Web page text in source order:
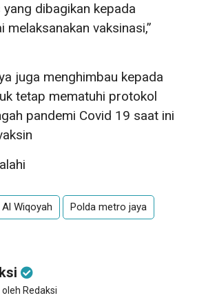
dibagikan kepada
melaksanakan vaksinasi,”
juga menghimbau kepada
tetap mematuhi protokol
pandemi Covid 19 saat ini
Wiqoyah Polda metro jaya
oleh Redaksi